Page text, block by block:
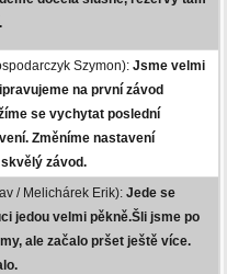
Szymon): Jsme velmi
na první závod
se vychytat poslední
Změníme nastavení
závod.
/ Melichárek Erik): Jede se
jedou velmi pěkně.Šli jsme po
ale začalo pršet ještě více.